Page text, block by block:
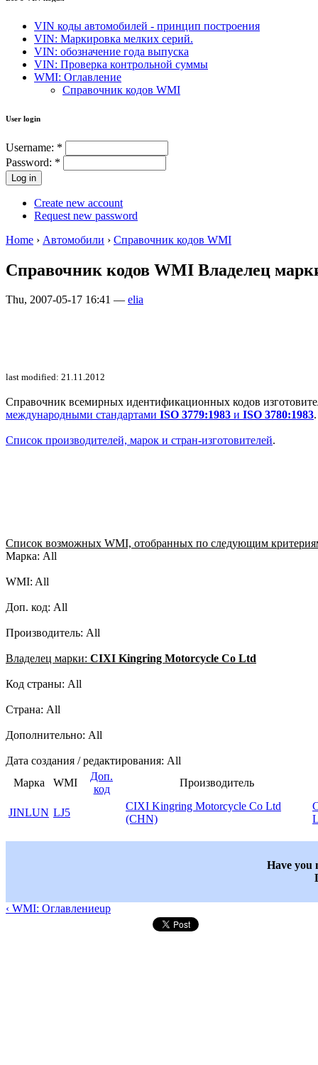
VIN коды автомобилей - принцип построения
VIN: Маркировка мелких серий.
VIN: обозначение года выпуска
VIN: Проверка контрольной суммы
WMI: Оглавление
Справочник кодов WMI
User login
Username: *
Password: *
Create new account
Request new password
Home › Автомобили › Справочник кодов WMI
Справочник кодов WMI Владелец
Thu, 2007-05-17 16:41 — elia
last modified: 21.11.2012
Справочник всемирных идентификационных кодов
международными стандартами ISO 3779:1983 и ISO 3780:1983.
Список производителей, марок и стран-изготовителей.
Список возможных WMI, отобранных по следующим
Марка: All
WMI: All
Доп. код: All
Производитель: All
Владелец марки: CIXI Kingring Motorcycle Co Ltd
Код страны: All
Страна: All
Дополнительно: All
Дата создания / редактирования: All
Марка
WMI
Доп.
код
Производитель
JINLUN LJ5
CIXI Kingring Motorcycle Co Ltd
(CHN)
Have you
‹ WMI: Оглавлениеup